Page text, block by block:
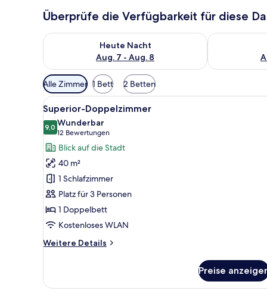
Überprüfe die Verfügbarkeit für diese
Heute Nacht
Aug. 7 - Aug. 8
Überprüfe die Verfügbarkeit für heute Nacht, Aug. 7
Überprüfe
Verfügbare
Filter
für
Zimmer
Alle Zimmer 1 Bett 2 Betten
Alle
Fotos
für
Superior-
Doppelzimmer
anzeigen
Ein ordentlich bezogenes
6
Superior-Doppelzimmer
9,09,0 von 10
Wunderbar
12 Bewertungen
(12
Bewertungen)
Blick auf die Stadt
40 m²
1 Schlafzimmer
Platz für 3 Personen
1 Doppelbett
Kostenloses WLAN
Weitere Details
Weitere
Doppelzimmer
Preise